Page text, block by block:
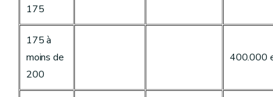
175
175 à
moins de
200
400.000